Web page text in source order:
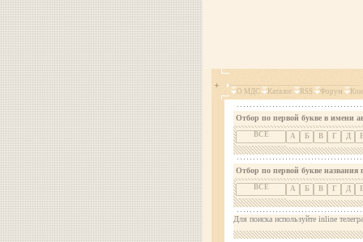
О МДС Каталог RSS Форум
Отбор по первой букве в имени
ВСЕ А Б В Г Д
Отбор по первой букве названия
ВСЕ А Б В Г Д
Для поиска используйте inline